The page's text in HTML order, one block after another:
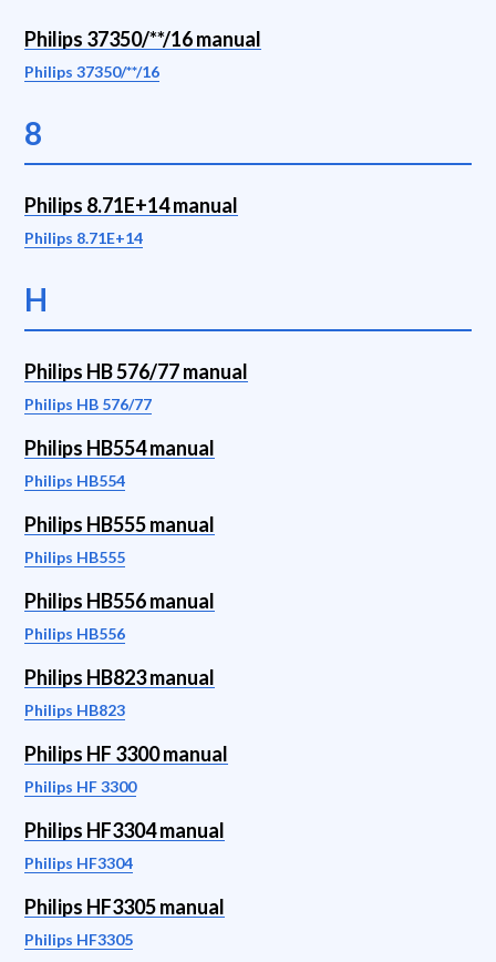
Philips 37350/**/16 manual
Philips 37350/**/16
8
Philips 8.71E+14 manual
Philips 8.71E+14
H
Philips HB 576/77 manual
Philips HB 576/77
Philips HB554 manual
Philips HB554
Philips HB555 manual
Philips HB555
Philips HB556 manual
Philips HB556
Philips HB823 manual
Philips HB823
Philips HF 3300 manual
Philips HF 3300
Philips HF3304 manual
Philips HF3304
Philips HF3305 manual
Philips HF3305